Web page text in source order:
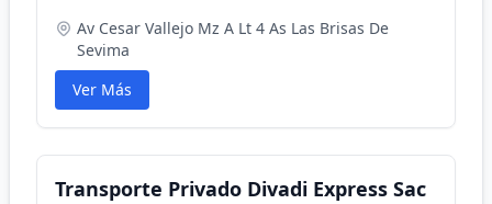
Av Cesar Vallejo Mz A Lt 4 As Las Brisas De
Sevima
Ver Más
Transporte Privado Divadi Express Sac